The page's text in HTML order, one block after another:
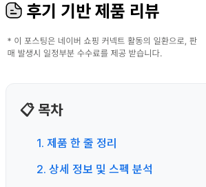
후기 기반 제품 리뷰
📋 목차
1. 제품 한 줄 정리
2. 상세 정보 및 스펙 분석